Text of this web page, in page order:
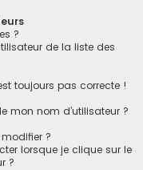
?
de la liste des
toujours pas correcte !
mon nom d’utilisateur ?
?
lorsque je clique sur le
?